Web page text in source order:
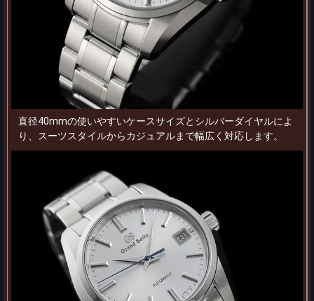
直径40mmの使いやすいケースサイズとシルバーダイヤルによ
り、スーツスタイルからカジュアルまで幅広く対応します。